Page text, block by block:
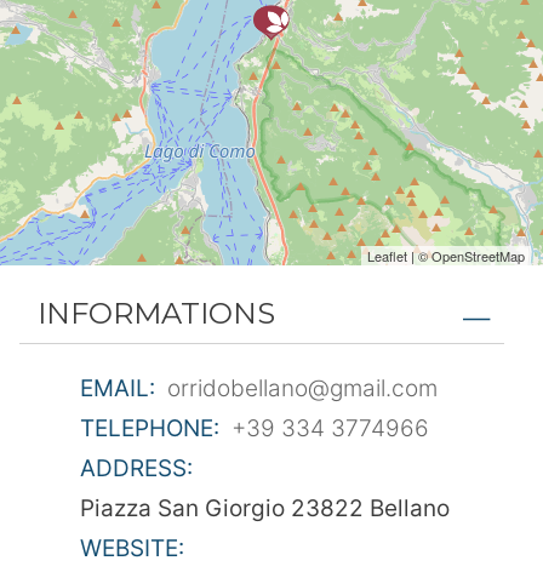
INFORMATIONS
EMAIL: orridobellano@gmail.com
TELEPHONE: +39 334 3774966
ADDRESS:
Piazza San Giorgio 23822 Bellano
WEBSITE:
Leaflet | ©OpenStreetMap